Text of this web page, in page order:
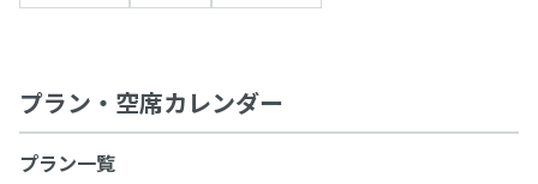
プラン・空席カレンダー
プラン一覧